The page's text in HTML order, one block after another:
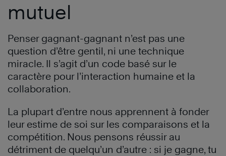
mutuel
Penser gagnant-gagnant n’est pas une
question d’être gentil, ni une technique
miracle. Il s’agit d’un code basé sur le
caractère pour l’interaction humaine et la
collaboration.
La plupart d’entre nous apprennent à fonder
leur estime de soi sur les comparaisons et la
compétition. Nous pensons réussir au
détriment de quelqu’un d’autre : si je gagne, tu